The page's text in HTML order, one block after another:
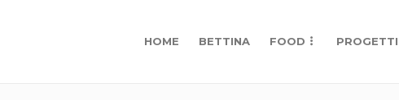
HOME BETTINA FOOD PROGETTI